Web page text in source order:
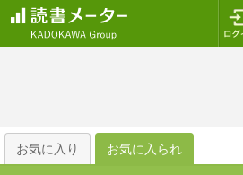
お気に入り お気に入られ